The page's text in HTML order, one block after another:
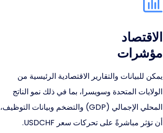
الاقتصاد
مؤشرات
يمكن للبيانات والتقارير الاقتصادية الرئيسية من
الولايات المتحدة وسويسرا، بما في ذلك نمو الناتج
المحلي الإجمالي (GDP) والتضخم وبيانات التوظيف،
أن تؤثر مباشرةً على تحركات سعر USDCHF.